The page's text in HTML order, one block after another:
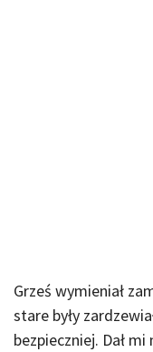
Grześ wymieniał
stare były
bezpieczniej. Dał